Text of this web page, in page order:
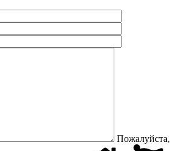
Пожалуйста,